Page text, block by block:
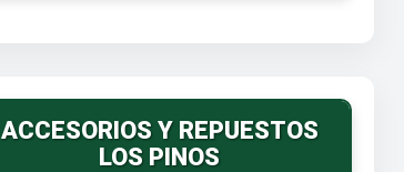
ACCESORIOS Y REPUESTOS
LOS PINOS